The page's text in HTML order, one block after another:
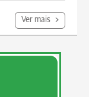
Ver mais